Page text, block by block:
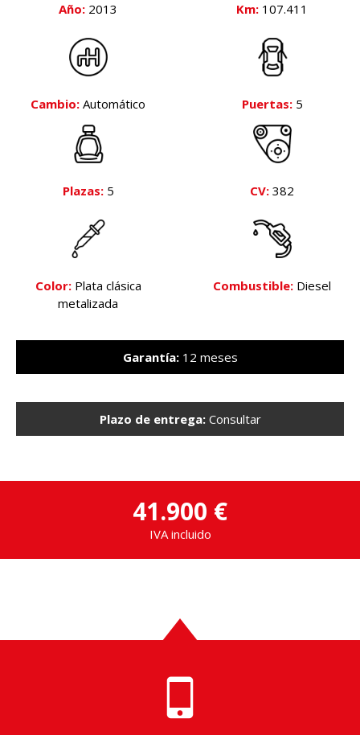
Año: 2013 Km: 107.411
Cambio: Automático Puertas:5
Plazas:5 CV: 382
Color:Plata clásica
metalizada
Combustible: Diesel
Garantía:12 meses
Plazo de entrega:Consultar
41.900 €
IVA incluido